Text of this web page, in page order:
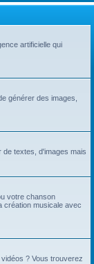
artificielle qui
générer des images,
de textes, d'images mais
votre chanson
création musicale avec
? Vous trouverez